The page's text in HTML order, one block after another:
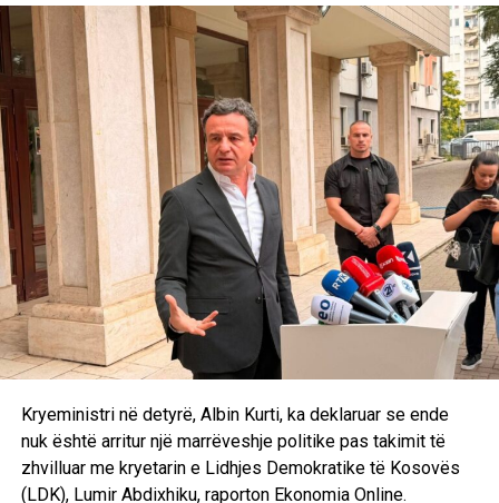
“Policia e Kosovës dhe Prokuroria Speciale e Republikës
së Kosovës mbeten të përkushtuara për zbardhjen e plotë
të këtij rasti, duke ndërmarrë të gjitha veprimet e
nevojshme hetimore në përputhje me ligjin dhe në
koordinim të ngushtë ndërinstitucional”. /E.A/
Kryeministri në detyrë, Albin Kurti, ka deklaruar se ende
nuk është arritur një marrëveshje politike pas takimit të
zhvilluar me kryetarin e Lidhjes Demokratike të Kosovës
(LDK), Lumir Abdixhiku, raporton Ekonomia Online.